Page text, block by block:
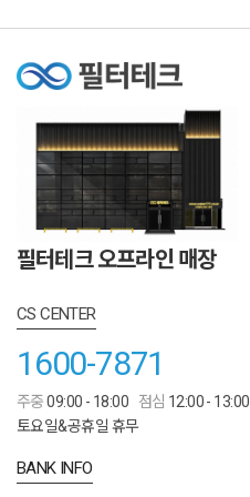
필터테크 오프라인 매장
CS CENTER
1600-7871
주중09:00 - 18:00 점심 12:00 - 13:00
토요일&공휴일 휴무
BANK INFO